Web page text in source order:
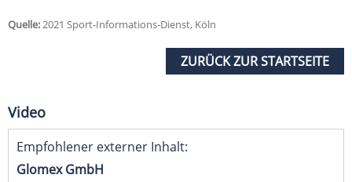
Quelle:2021 Sport-Informations-Dienst, Köln
ZURÜCK ZUR STARTSEITE
Video
Empfohlener externer Inhalt:
Glomex GmbH